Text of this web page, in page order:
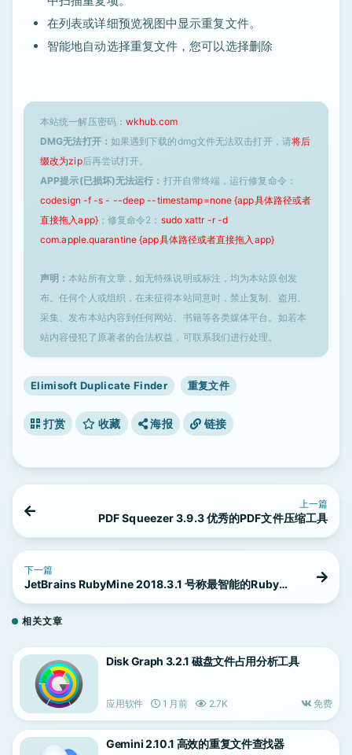
在列表或详细预览视图中显示重复文件。
智能地自动选择重复文件，您可以选择删除
本站统一解压密码： wkhub.com
DMG无法打开： 如果遇到下载的dmg文件无法双击打开，请将后
缀改为zip后再尝试打开。
APP提示(已损坏)无法运行： 打开自带终端，运行修复命令：
codesign -f -s - --deep --timestamp=none {app具体路径或者
直接拖入app}；修复命令2： sudo xattr -r -d
com.apple.quarantine {app具体路径或者直接拖入app}
声明：本站所有文章，如无特殊说明或标注，均为本站原创发
布。任何个人或组织，在未征得本站同意时，禁止复制、盗用、
采集、发布本站内容到任何网站、书籍等各类媒体平台。如若本
站内容侵犯了原著者的合法权益，可联系我们进行处理。
Elimisoft Duplicate Finder 重复文件
打赏 收藏 海报 链接
上一篇
PDF Squeezer 3.9.3 优秀的PDF文件压缩工具
下一篇
JetBrains RubyMine 2018.3.1 号称最智能的Ruby和
相关文章
Disk Graph 3.2.1 磁盘文件占用分析工具
应用软件 1 月前 2.7K 免费
Gemini 2.10.1 高效的重复文件查找器